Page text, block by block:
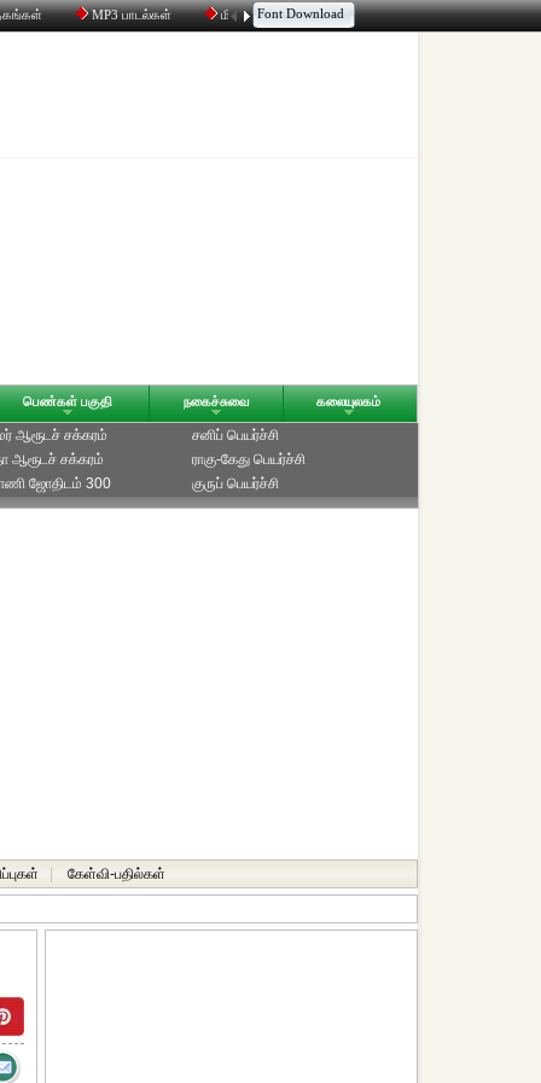
MP3 பாடல்கள் மின்னஞ்சல் திரட்டி உரையாடல்
Font Download
பெண்கள் பகுதி நகைச்சுவை கலையுலகம்
ஆரூடச் சக்கரம்
ஆரூடச் சக்கரம்
ஜோதிடம் 300
சனிப் பெயர்ச்சி
ராகு-கேது பெயர்ச்சி
குருப் பெயர்ச்சி
கேள்வி-பதில்கள்